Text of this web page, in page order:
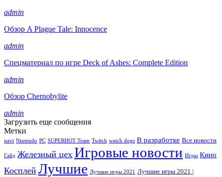
admin
Обзор A Plague Tale: Innocence
admin
Спецматериал по игре Deck of Ashes: Complete Edition
admin
Обзор Chernobylite
admin
Загрузить еще сообщения
Метки
navi Nintendo PC SUPERHOT Team Twitch watch dogs В разработке Все новости
Гайд Железный цех Игровые новости Игры Кино
Косплей Лучшие Лучшие игры 2021
Лучшие игры 2021 |